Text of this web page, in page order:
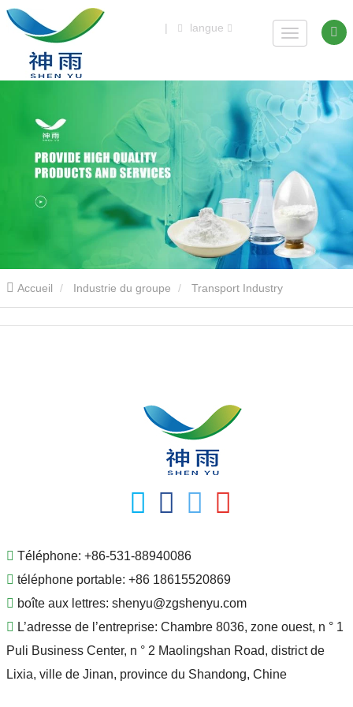
| langue
Accueil Industrie du groupe Transport Industry
Téléphone: +86-531-88940086
téléphone portable: +86 18615520869
boîte aux lettres: shenyu@zgshenyu.com
L’adresse de l’entreprise: Chambre 8036, zone ouest, n ° 1
Puli Business Center, n ° 2 Maolingshan Road, district de
Lixia, ville de Jinan, province du Shandong, Chine